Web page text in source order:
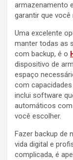
armazenamento
garantir que
Uma excelente
manter todas as
com backup, é o
dispositivo de
espaço
com
inclui software
automáticos
você escolher.
Fazer backup de
vida digital e
complicada, é